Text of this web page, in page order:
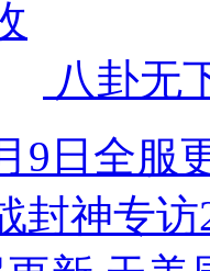
八卦无
9日全服
封神专